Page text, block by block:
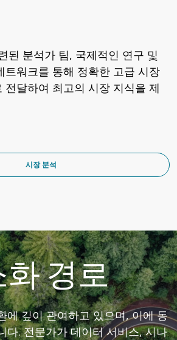
된 분석가 팀, 국제적인 연구 및
트워크를 통해 정확한 고급 시장
전달하여 최고의 시장 지식을 제
시장 분석
경로
에 깊이 관여하고 있으며, 이에 동
다. 전문가가 데이터 서비스, 시나